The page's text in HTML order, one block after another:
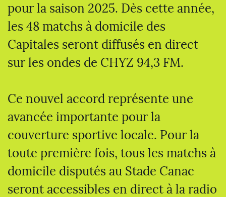
pour la saison 2025. Dès cette année,
les 48 matchs à domicile des
Capitales seront diffusés en direct
sur les ondes de CHYZ 94,3 FM.
Ce nouvel accord représente une
avancée importante pour la
couverture sportive locale. Pour la
toute première fois, tous les matchs à
domicile disputés au Stade Canac
seront accessibles en direct à la radio